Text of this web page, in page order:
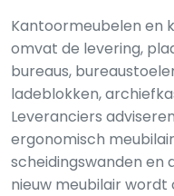
Kantoormeubelen en
omvat de levering,
bureaus,
ladeblokken,
Leveranciers
ergonomisch
scheidingswanden en
nieuw meubilair